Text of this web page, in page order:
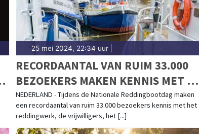
25 mei 2024, 22:34 uur|
RECORDAANTAL VAN RUIM 33.000
BEZOEKERS MAKEN KENNIS MET DE
KNRM BIJ 46 REDDINGSTATIONS
DOOR HEEL NEDERLAND OP
NATIONALE REDDINGBOOTDAG
NEDERLAND - Tijdens de Nationale Reddingbootdag maken
een recordaantal van ruim 33.000 bezoekers kennis met het
reddingwerk, de vrijwilligers, het [...]